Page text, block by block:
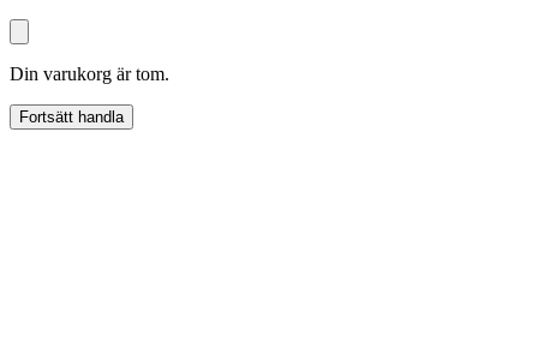
Din varukorg är tom.
Fortsätt handla